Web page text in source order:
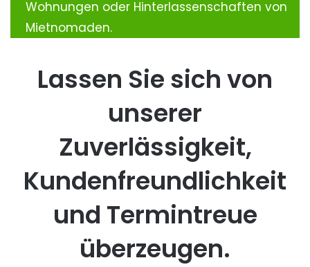
Wohnungen oder Hinterlassenschaften von
Mietnomaden.
Lassen Sie sich von
unserer
Zuverlässigkeit,
Kundenfreundlichkeit
und Termintreue
überzeugen.